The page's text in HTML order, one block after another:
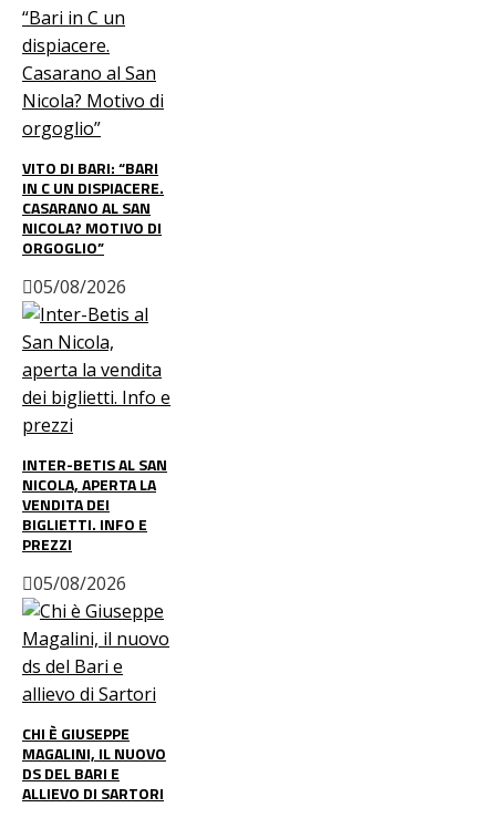
VITO DI BARI: “BARI
IN C UN DISPIACERE.
CASARANO AL SAN
NICOLA? MOTIVO DI
ORGOGLIO”
05/08/2026
INTER-BETIS AL SAN
NICOLA, APERTA LA
VENDITA DEI
BIGLIETTI. INFO E
PREZZI
05/08/2026
CHI È GIUSEPPE
MAGALINI, IL NUOVO
DS DEL BARI E
ALLIEVO DI SARTORI